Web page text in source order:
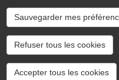
Instagram
Accessibilité :
Cookies
Sauvegarder mes
Refuser tous les cookies
Accepter tous les cookies